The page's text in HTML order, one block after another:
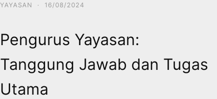
YAYASAN · 16/08/2024
Pengurus Yayasan:
Tanggung Jawab dan Tugas
Utama